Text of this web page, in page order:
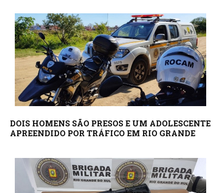
DOIS HOMENS SÃO PRESOS E UM ADOLESCENTE
APREENDIDO POR TRÁFICO EM RIO GRANDE